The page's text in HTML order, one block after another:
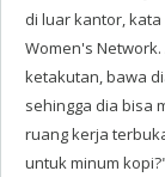
di luar kantor, kata
Women's
ketakutan, bawa
sehingga dia bisa
ruang kerja
untuk minum